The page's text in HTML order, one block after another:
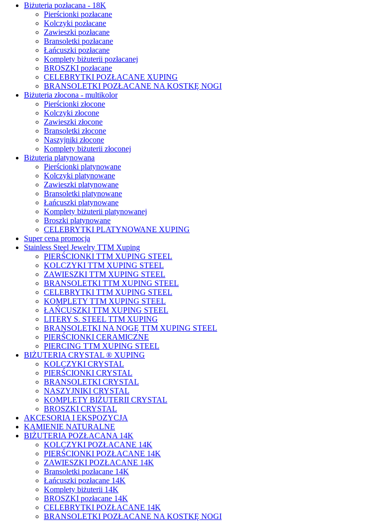
Biżuteria pozłacana - 18K
Pierścionki pozłacane
Kolczyki pozłacane
Zawieszki pozłacane
Bransoletki pozłacane
Łańcuszki pozłacane
Komplety biżuterii pozłacanej
BROSZKI pozłacane
CELEBRYTKI POZŁACANE XUPING
BRANSOLETKI POZŁACANE NA KOSTKĘ NOGI
Biżuteria złocona - multikolor
Pierścionki złocone
Kolczyki złocone
Zawieszki złocone
Bransoletki złocone
Naszyjniki złocone
Komplety biżuterii złoconej
Biżuteria platynowana
Pierścionki platynowane
Kolczyki platynowane
Zawieszki platynowane
Bransoletki platynowane
Łańcuszki platynowane
Komplety biżuterii platynowanej
Broszki platynowane
CELEBRYTKI PLATYNOWANE XUPING
Super cena promocja
Stainless Steel Jewelry TTM Xuping
PIERŚCIONKI TTM XUPING STEEL
KOLCZYKI TTM XUPING STEEL
ZAWIESZKI TTM XUPING STEEL
BRANSOLETKI TTM XUPING STEEL
CELEBRYTKI TTM XUPING STEEL
KOMPLETY TTM XUPING STEEL
ŁAŃCUSZKI TTM XUPING STEEL
LITERY S. STEEL TTM XUPING
BRANSOLETKI NA NOGĘ TTM XUPING STEEL
PIERŚCIONKI CERAMICZNE
PIERCING TTM XUPING STEEL
BIŻUTERIA CRYSTAL ® XUPING
KOLCZYKI CRYSTAL
PIERŚCIONKI CRYSTAL
BRANSOLETKI CRYSTAL
NASZYJNIKI CRYSTAL
KOMPLETY BIŻUTERII CRYSTAL
BROSZKI CRYSTAL
AKCESORIA I EKSPOZYCJA
KAMIENIE NATURALNE
BIŻUTERIA POZŁACANA 14K
KOLCZYKI POZŁACANE 14K
PIERŚCIONKI POZŁACANE 14K
ZAWIESZKI POZŁACANE 14K
Bransoletki pozłacane 14K
Łańcuszki pozłacane 14K
Komplety biżuterii 14K
BROSZKI pozłacane 14K
CELEBRYTKI POZŁACANE 14K
BRANSOLETKI POZŁACANE NA KOSTKĘ NOGI